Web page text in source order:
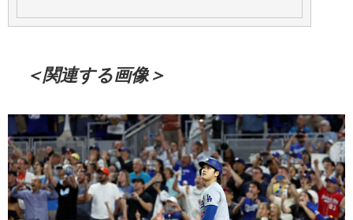
＜関連する画像＞